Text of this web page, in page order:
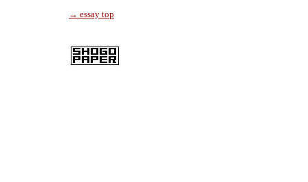
→ essay top